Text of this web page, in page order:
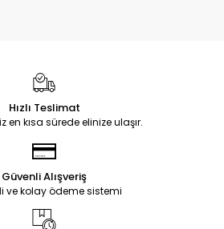
Hızlı Teslimat
en kısa sürede elinize ulaşır.
Güvenli Alışveriş
ve kolay ödeme sistemi